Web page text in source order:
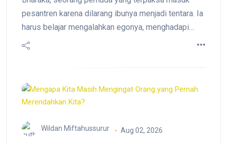
pesantren karena dilarang ibunya menjadi tentara. Ia
harus belajar mengalahkan egonya, menghadapi
kegagalan, dan menyelaraskan nilai kesantrian agar
cita harus ditempuh dengan melawan. Terkadang,
jalan itu justru ditemukan lewat ketaatan."
Wildan Miftahussurur Aug 02, 2026